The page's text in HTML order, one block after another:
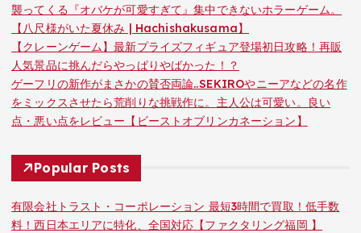
襲ってくる『オバケが可愛すぎて』集中できないホラーゲーム。
【八尺様がいた夏休み | Hachishakusama】
【クレーンゲーム】最新プライズフィギュア登場初日攻略！再販
人気景品に挑んだらやっぱりやばかった！？
ゲーフリの新作がまさかの賛否両論..SEKIROやニーアなどの名作
をミックスさせたら荒削りな挑戦作に。主人公は可愛い。良い
点・悪い点をレビュー【ビーストオブリンカネーション】
Popular Posts
有限会社トラスト・コーポレーション 最短3時間で買取！低手数
料！西日本エリアに特化、全国対応【ファクタリング福岡 】